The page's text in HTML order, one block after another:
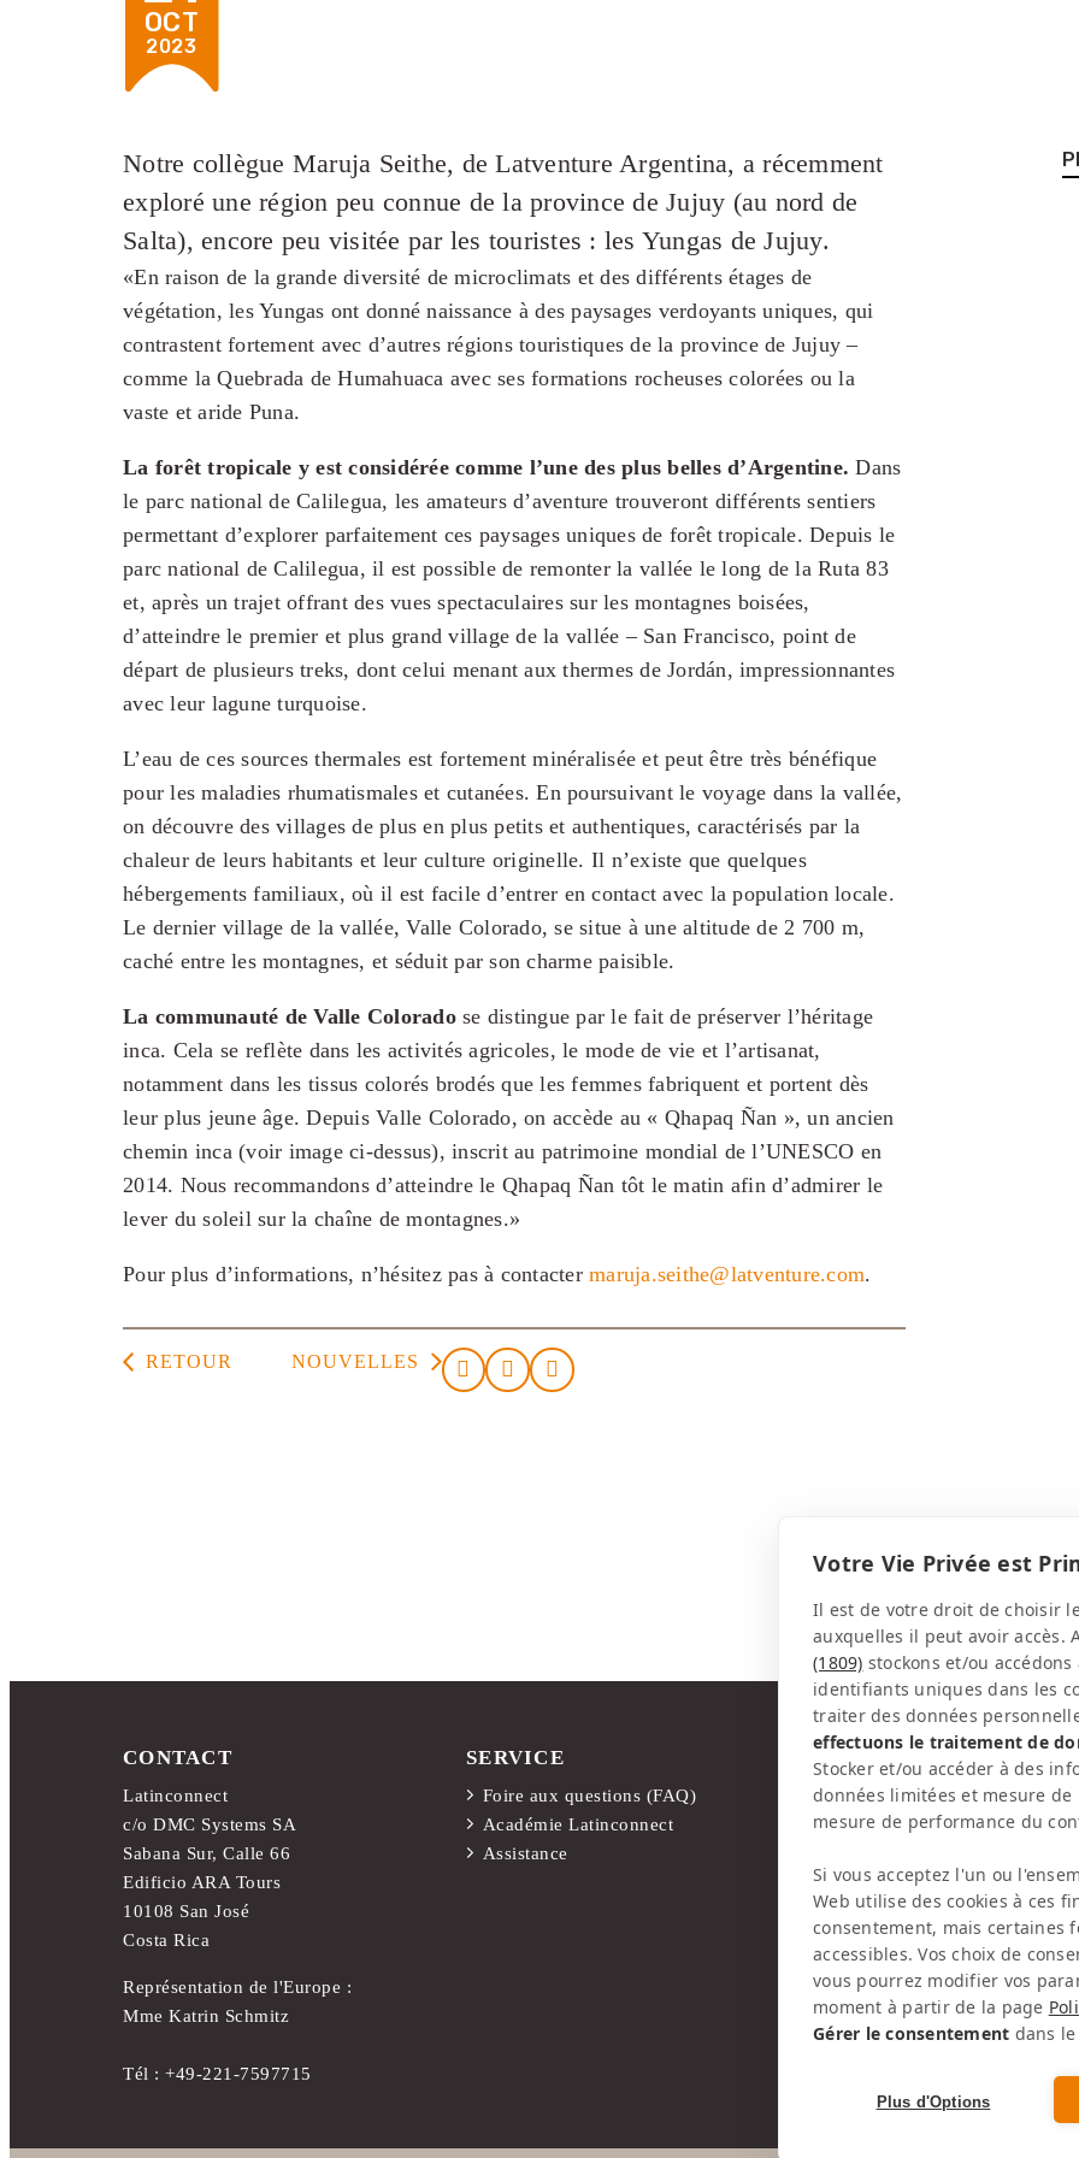
OCT
2023
Notre collègue Maruja Seithe, de Latventure Argentina, a récemment
exploré une région peu connue de la province de Jujuy (au nord de
Salta), encore peu visitée par les touristes : les Yungas de Jujuy.
«En raison de la grande diversité de microclimats et des différents étages de
végétation, les Yungas ont donné naissance à des paysages verdoyants uniques, qui
contrastent fortement avec d’autres régions touristiques de la province de Jujuy –
comme la Quebrada de Humahuaca avec ses formations rocheuses colorées ou la
vaste et aride Puna.
La forêt tropicale y est considérée comme l’une des plus belles d’Argentine. Dans
le parc national de Calilegua, les amateurs d’aventure trouveront différents sentiers
permettant d’explorer parfaitement ces paysages uniques de forêt tropicale. Depuis le
parc national de Calilegua, il est possible de remonter la vallée le long de la Ruta 83
et, après un trajet offrant des vues spectaculaires sur les montagnes boisées,
d’atteindre le premier et plus grand village de la vallée – San Francisco, point de
départ de plusieurs treks, dont celui menant aux thermes de Jordán, impressionnantes
avec leur lagune turquoise.
L’eau de ces sources thermales est fortement minéralisée et peut être très bénéfique
pour les maladies rhumatismales et cutanées. En poursuivant le voyage dans la vallée,
on découvre des villages de plus en plus petits et authentiques, caractérisés par la
chaleur de leurs habitants et leur culture originelle. Il n’existe que quelques
hébergements familiaux, où il est facile d’entrer en contact avec la population locale.
Le dernier village de la vallée, Valle Colorado, se situe à une altitude de 2 700 m,
caché entre les montagnes, et séduit par son charme paisible.
La communauté de Valle Coloradose distingue par le fait de préserver l’héritage
inca. Cela se reflète dans les activités agricoles, le mode de vie et l’artisanat,
notamment dans les tissus colorés brodés que les femmes fabriquent et portent dès
leur plus jeune âge. Depuis Valle Colorado, on accède au « Qhapaq Ñan », un ancien
chemin inca (voir image ci-dessus), inscrit au patrimoine mondial de l’UNESCO en
2014. Nous recommandons d’atteindre le Qhapaq Ñan tôt le matin afin d’admirer le
lever du soleil sur la chaîne de montagnes.»
Pour plus d’informations, n’hésitez pas à contacter maruja.seithe@latventure.com.
RETOUR NOUVELLES
CONTACT
Latinconnect
c/o DMC Systems SA
Sabana Sur, Calle 66
Edificio ARA Tours
10108 San José
Costa Rica
Représentation de l'Europe :
Mme Katrin Schmitz
Tél : +49-221-7597715
SERVICE
Foire aux questions (FAQ)
Académie Latinconnect
Assistance
MENTIONS LÉGALES
Mentions légales
Politique de confidentialité
Votre Vie Privée est
Il est de votre droit de choisir
auxquelles il peut avoir accès.
(1809) stockons et/ou
identifiants uniques dans les
traiter des données
effectuons le traitement de
Stocker et/ou accéder à des
données limitées et mesure
mesure de performance du
Si vous acceptez l'un ou
Web utilise des cookies à ces
consentement, mais certaines
accessibles. Vos choix de
vous pourrez modifier vos
moment à partir de la page
Gérer le consentement dans
Plus d'Options